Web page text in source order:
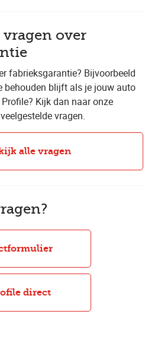
vragen over
fabrieksgarantie? Bijvoorbeeld
behouden blijft als je jouw auto
Kijk dan naar onze
vragen.
alle vragen
direct